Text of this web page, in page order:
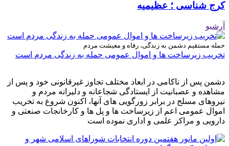
کرج شناسی ؛ عظیمیه
آرشیو
حمله مستقیم دشمن به زندگی، رفاه و معیشت مردم
تخریب زیرساخت ها و اموال عمومی حمله به زندگی مردم است
دشمن پس از ناکامی در ابعاد مختلف تجاوز غیرقانونی خود و پس از
مشاهده و عصبانیت از ایستادگی شجاعانه و دلیرانه مردم و
نیروهای مسلح در برابر زورگویی های آنها، اکنون شروع به تخریب
اموال عمومی اعم از زیرساخت ها و پل ها و کارخانجات صنعتی و
دارویی و مراکز علمی و اداری نموده است